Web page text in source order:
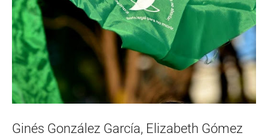
Ginés González García, Elizabeth Gómez